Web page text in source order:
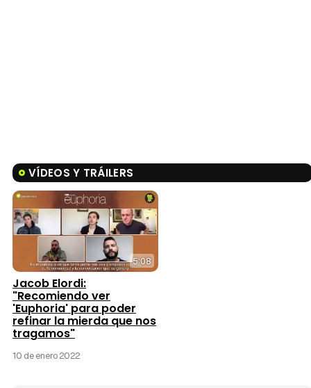
VÍDEOS Y TRÁILERS
5:08
Jacob Elordi:
"Recomiendo ver
'Euphoria' para poder
refinar la mierda que nos
tragamos"
10 de enero 2022